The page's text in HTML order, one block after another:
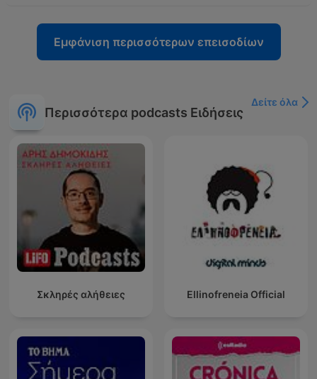
Εμφάνιση περισσότερων επεισοδίων
Περισσότερα podcasts Ειδήσεις
Δείτε όλα
Σκληρές αλήθειες Ellinofreneia Official